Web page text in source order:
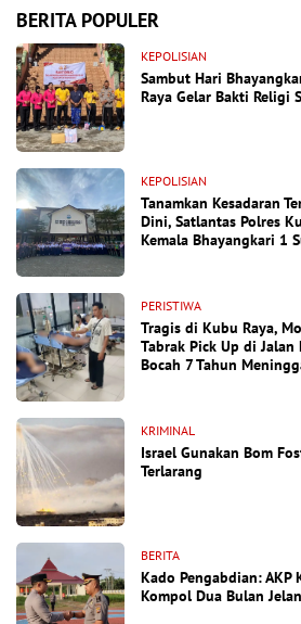
BERITA POPULER
KEPOLISIAN
Sambut Hari
Raya Gelar Bakti Religi
KEPOLISIAN
Tanamkan Kesadaran
Dini, Satlantas Polres
Kemala Bhayangkari 1
PERISTIWA
Tragis di Kubu Raya,
Tabrak Pick Up di
Bocah 7 Tahun
KRIMINAL
Israel Gunakan Bom
Terlarang
BERITA
Kado Pengabdian: AKP
Kompol Dua Bulan